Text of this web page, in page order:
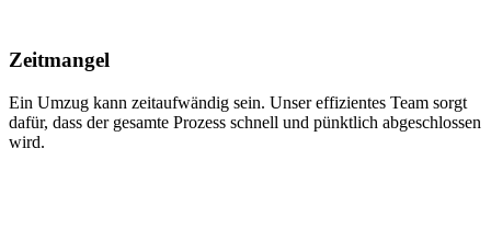
Zeitmangel
Ein Umzug kann zeitaufwändig sein. Unser effizientes Team sorgt
dafür, dass der gesamte Prozess schnell und pünktlich abgeschlossen
wird.